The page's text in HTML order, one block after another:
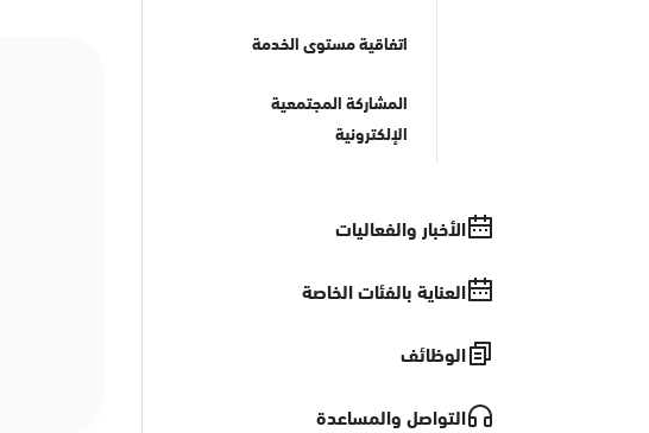
اتفاقية مستوى الخدمة
المشاركة المجتمعية
الإلكترونية
الأخبار والفعاليات
العناية بالفئات الخاصة
الوظائف
التواصل والمساعدة